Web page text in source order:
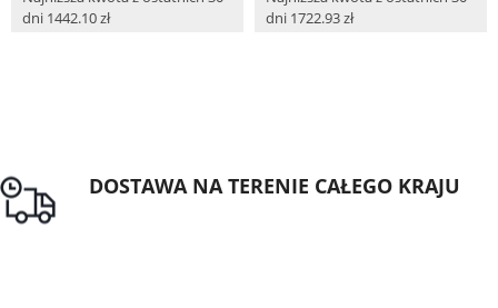
dni 1442.10 zł
dni 1722.93 zł
DOSTAWA NA TERENIE CAŁEGO KRAJU